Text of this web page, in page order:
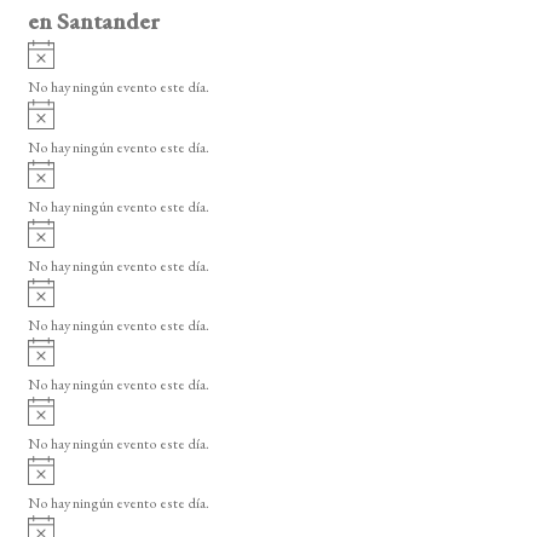
en Santander
A
v
i
o
No hay ningún evento este día.
A
v
i
o
No hay ningún evento este día.
A
v
i
o
No hay ningún evento este día.
A
v
i
o
No hay ningún evento este día.
A
v
i
o
No hay ningún evento este día.
A
v
i
o
No hay ningún evento este día.
A
v
i
o
No hay ningún evento este día.
A
v
i
No hay ningún evento este día.
A